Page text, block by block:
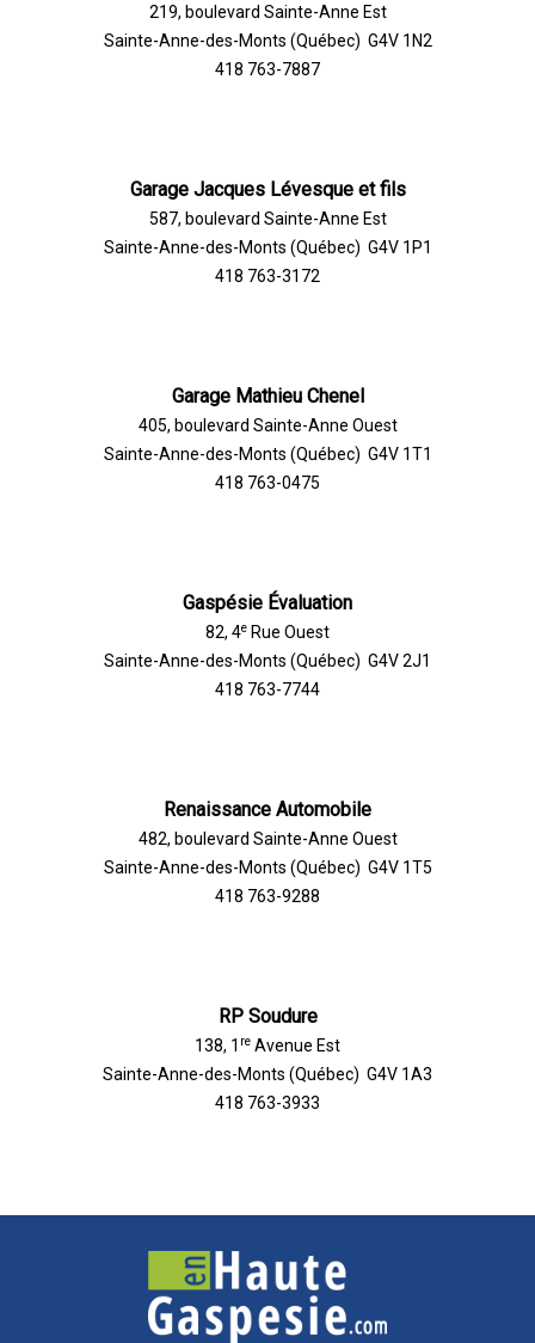
219, boulevard Sainte-Anne Est
Sainte-Anne-des-Monts (Québec) G4V 1N2
418 763-7887
Garage Jacques Lévesque et fils
587, boulevard Sainte-Anne Est
Sainte-Anne-des-Monts (Québec) G4V 1P1
418 763-3172
Garage Mathieu Chenel
405, boulevard Sainte-Anne Ouest
Sainte-Anne-des-Monts (Québec) G4V 1T1
418 763-0475
Gaspésie Évaluation
82, 4e Rue Ouest
Sainte-Anne-des-Monts (Québec) G4V 2J1
418 763-7744
Renaissance Automobile
482, boulevard Sainte-Anne Ouest
Sainte-Anne-des-Monts (Québec) G4V 1T5
418 763-9288
RP Soudure
138, 1 re Avenue Est
Sainte-Anne-des-Monts (Québec) G4V 1A3
418 763-3933